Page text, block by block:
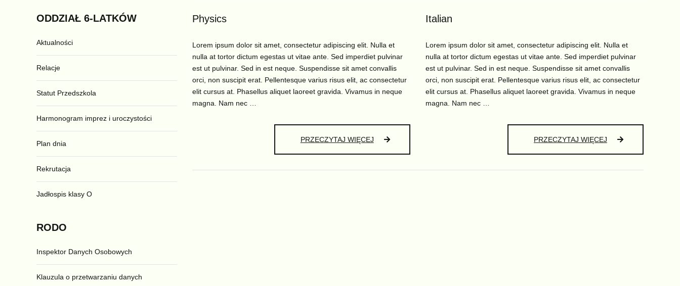
Physics
Lorem ipsum dolor sit amet, consectetur adipiscing elit. Nulla et
nulla at tortor dictum egestas ut vitae ante. Sed imperdiet pulvinar
est ut pulvinar. Sed in est neque. Suspendisse sit amet convallis
orci, non suscipit erat. Pellentesque varius risus elit, ac consectetur
elit cursus at. Phasellus aliquet laoreet gravida. Vivamus in neque
magna. Nam nec …
PRZECZYTAJ WIĘCEJPHYSICS
Italian
Lorem ipsum dolor sit amet, consectetur adipiscing elit. Nulla et
nulla at tortor dictum egestas ut vitae ante. Sed imperdiet pulvinar
est ut pulvinar. Sed in est neque. Suspendisse sit amet convallis
orci, non suscipit erat. Pellentesque varius risus elit, ac consectetur
elit cursus at. Phasellus aliquet laoreet gravida. Vivamus in neque
magna. Nam nec …
PRZECZYTAJ WIĘCEJ ITALIAN
ODDZIAŁ 6-LATKÓW
Aktualności
Relacje
Statut Przedszkola
Harmonogram imprez i uroczystości
Plan dnia
Rekrutacja
Jadłospis klasy O
RODO
Inspektor Danych Osobowych
Klauzula o przetwarzaniu danych